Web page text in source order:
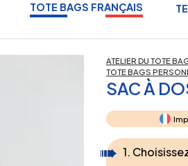
TOTE BAGS FRANÇAIS
ATELIER DU TOTE
TOTE BAGS
SAC À
1.